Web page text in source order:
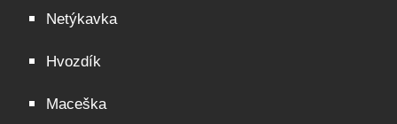
Netýkavka
Hvozdík
Maceška